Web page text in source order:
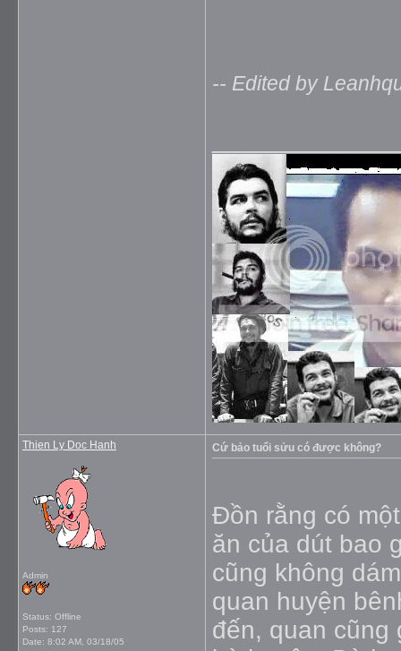
-- Edited by
Thien Ly Doc Hanh
Admin
Status: Offline
Posts: 127
Date: 8:02 AM, 03/18/05
Cứ bảo tuổi sửu có được không?
Ðồn rằng có
ăn của dút bao
cũng không
quan huyện
đến, quan cũng